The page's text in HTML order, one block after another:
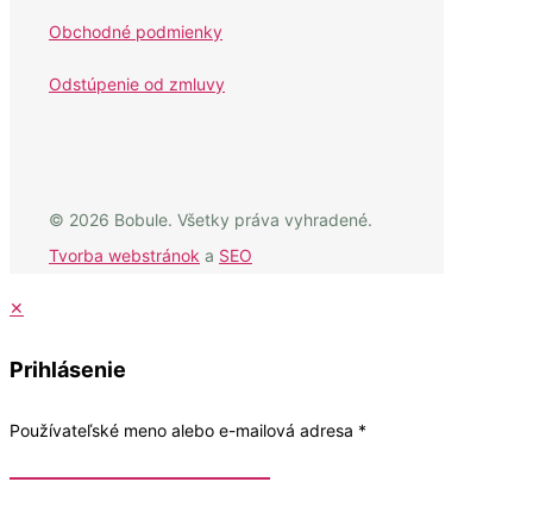
Obchodné podmienky
Odstúpenie od zmluvy
© 2026 Bobule. Všetky práva vyhradené.
Tvorba webstránok a SEO
✕
Prihlásenie
Používateľské meno alebo e-mailová adresa *